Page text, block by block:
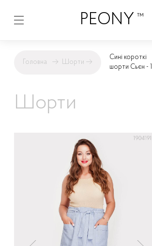
PEONY ™
Головна → Шорти →
Сині короткі
шорти Сьєн - 1
Шорти